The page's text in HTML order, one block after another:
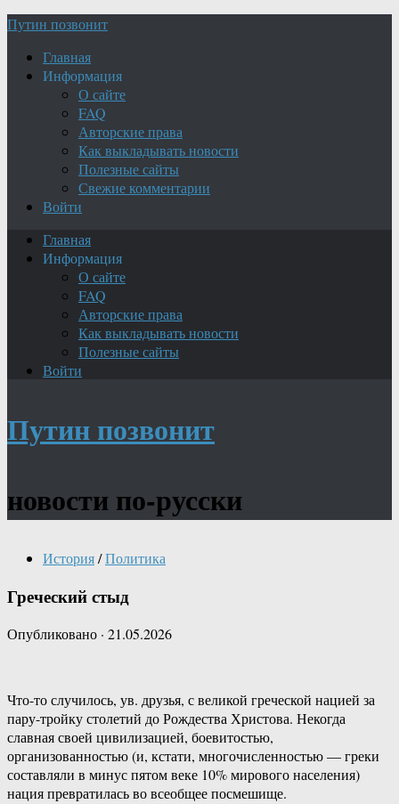
Путин позвонит
Главная
Информация
О сайте
FAQ
Авторские права
Как выкладывать новости
Полезные сайты
Свежие комментарии
Войти
Главная
Информация
О сайте
FAQ
Авторские права
Как выкладывать новости
Полезные сайты
Войти
Путин позвонит
новости по-русски
История/Политика
Греческий стыд
Опубликовано · 21.05.2026
Что-то случилось, ув. друзья, с великой греческой нацией за
пару-тройку столетий до Рождества Христова. Некогда
славная своей цивилизацией, боевитостью,
организованностью (и, кстати, многочисленностью — греки
составляли в минус пятом веке 10% мирового населения)
нация превратилась во всеобщее посмешище.